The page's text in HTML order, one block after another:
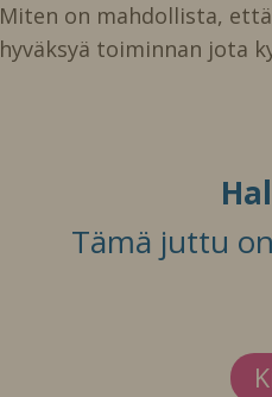
Miten on mahdollista,
hyväksyä toiminnan jota
Tämä juttu